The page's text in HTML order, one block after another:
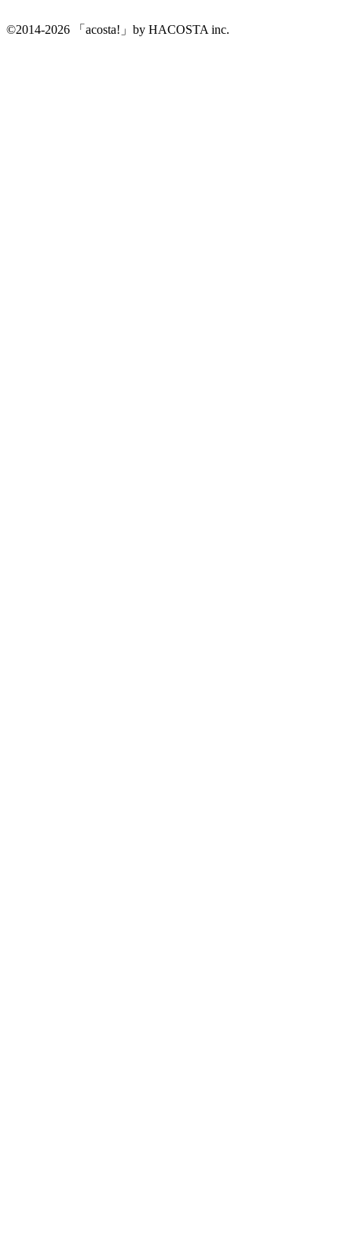
©2014-2026 「acosta!」by HACOSTA inc.